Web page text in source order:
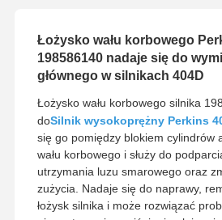
Łożysko wału korbowego
198586140 nadaje się do
głównego w silnikach 404D
Łożysko wału korbowego silnika
doSilnik wysokoprężny Perkins
się go pomiędzy blokiem cylindrów
wału korbowego i służy do
utrzymania luzu smarowego oraz
zużycia. Nadaje się do naprawy,
łożysk silnika i może rozwiązać